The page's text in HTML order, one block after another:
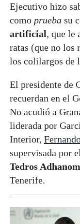
Ejecutivo hizo
como prueba su
artificial, que le
ratas (que no los
los colilargos de
El presidente de
recuerdan en el
No acudió a
liderada por
Interior,
supervisada por
Tedros Adhanom
Tenerife.